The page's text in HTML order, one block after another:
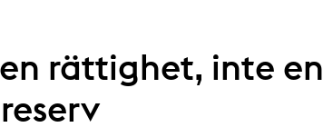
rättighet, inte en